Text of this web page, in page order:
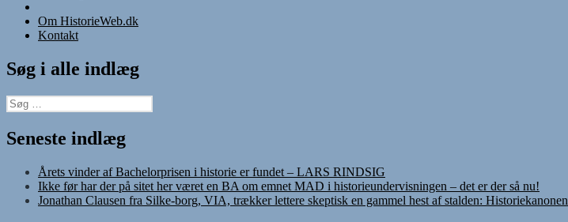
Om HistorieWeb.dk
Kontakt
Søg i alle indlæg
Søg
efter:
Seneste indlæg
Årets vinder af Bachelorprisen i historie er fundet – LARS RINDSIG
Ikke før har der på sitet her været en BA om emnet MAD i historieundervisningen – det er der så nu!
Jonathan Clausen fra Silke-borg, VIA, trækker lettere skeptisk en gammel hest af stalden: Historiekanonen